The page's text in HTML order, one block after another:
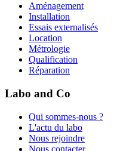
Aménagement
Installation
Essais externalisés
Location
Métrologie
Qualification
Réparation
Labo and Co
Qui sommes-nous ?
L'actu du labo
Nous rejoindre
Nous contacter